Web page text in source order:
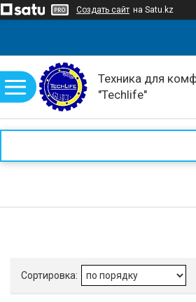
Создать сайт на Satu.kz
Техника для
"Techlife"